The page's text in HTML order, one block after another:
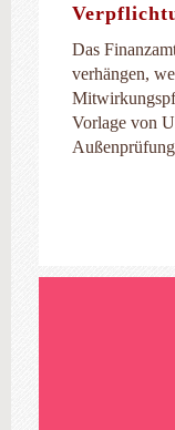
Das
verhängen,
Vorlage von